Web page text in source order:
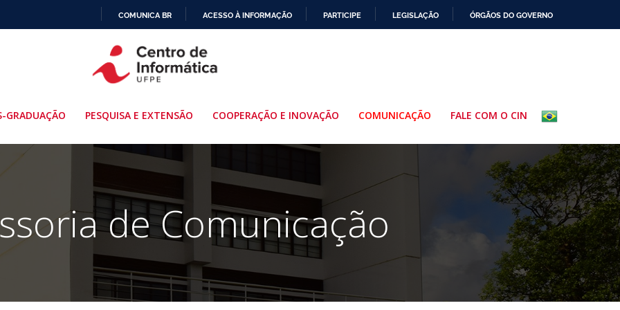
PARA
O
COMUNICA BR ACESSO À INFORMAÇÃO PARTICIPE LEGISLAÇÃO ÓRGÃOS DO GOVERNO
GRADUAÇÃO PESQUISA E EXTENSÃO COOPERAÇÃO E INOVAÇÃO COMUNICAÇÃO FALE COM O CIN
de Comunicação